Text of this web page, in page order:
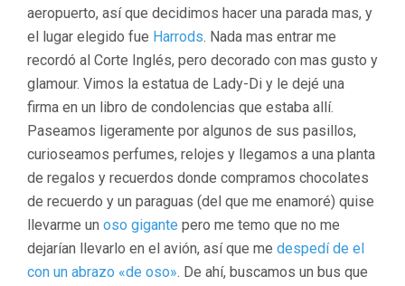
aeropuerto, así que decidimos hacer una parada mas, y
el lugar elegido fue Harrods. Nada mas entrar me
recordó al Corte Inglés, pero decorado con mas gusto y
glamour. Vimos la estatua de Lady-Di y le dejé una
firma en un libro de condolencias que estaba allí.
Paseamos ligeramente por algunos de sus pasillos,
curioseamos perfumes, relojes y llegamos a una planta
de regalos y recuerdos donde compramos chocolates
de recuerdo y un paraguas (del que me enamoré) quise
llevarme un oso gigante pero me temo que no me
dejarían llevarlo en el avión, así que me despedí de el
con un abrazo «de oso». De ahí, buscamos un bus que